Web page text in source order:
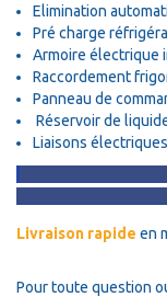
Elimination
Pré charge
Armoire électrique
Raccordement
Panneau de
Réservoir de
Liaisons
Livraison rapide en
Pour toute question